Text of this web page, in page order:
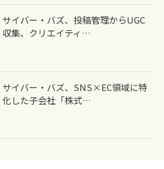
サイバー・バズ、投稿管理からUGC
収集、クリエイティ…
サイバー・バズ、SNS×EC領域に特
化した子会社「株式…